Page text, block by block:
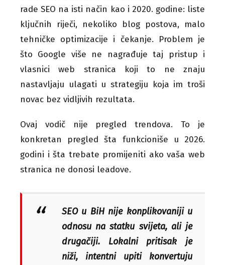
rade SEO na isti način kao i 2020. godine: liste
ključnih riječi, nekoliko blog postova, malo
tehničke optimizacije i čekanje. Problem je
što Google više ne nagrađuje taj pristup i
vlasnici web stranica koji to ne znaju
nastavljaju ulagati u strategiju koja im troši
novac bez vidljivih rezultata.
Ovaj vodič nije pregled trendova. To je
konkretan pregled šta funkcioniše u 2026.
godini i šta trebate promijeniti ako vaša web
stranica ne donosi leadove.
SEO u BiH nije konplikovaniji u
odnosu na statku svijeta, ali je
drugačiji. Lokalni pritisak je
niži, intentni upiti konvertuju